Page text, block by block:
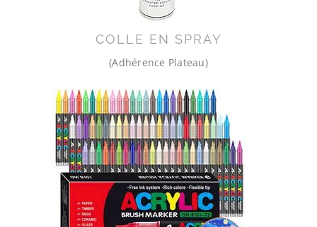
COLLE EN SPRAY
(Adhérence Plateau)